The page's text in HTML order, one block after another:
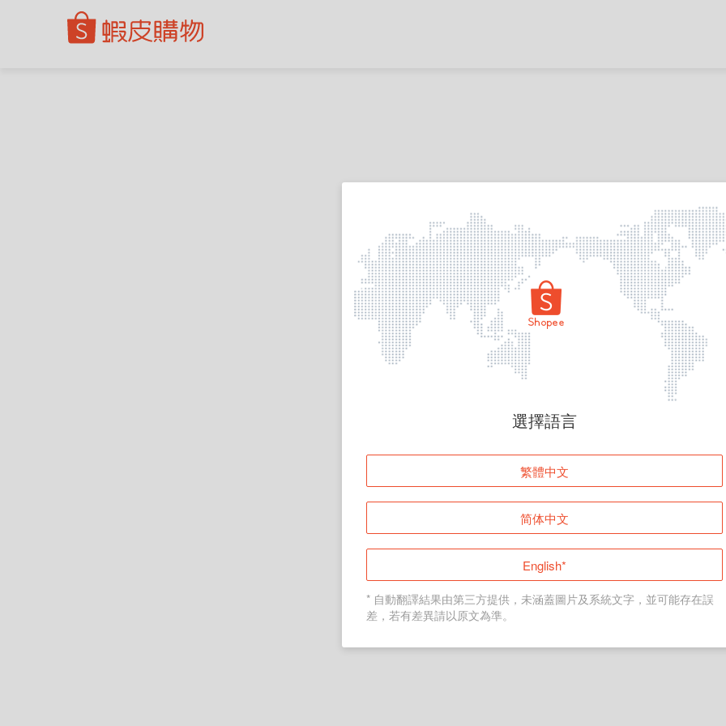
頁面無法顯示
登入
返回首頁
選擇語言
繁體中文
简体中文
English*
* 自動翻譯結果由第三方提供，未涵蓋圖片及系統文字，並可能存在誤
差，若有差異請以原文為準。